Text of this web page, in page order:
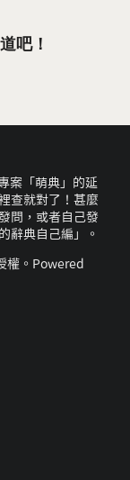
吧！
案「萌典」的延
查就對了！甚麼
問，或者自己發
辭典自己編」。
權。Powered